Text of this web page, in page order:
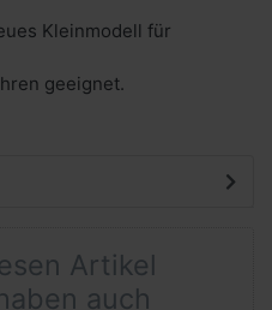
Kleinmodell für
geeignet.
Artikel
auch